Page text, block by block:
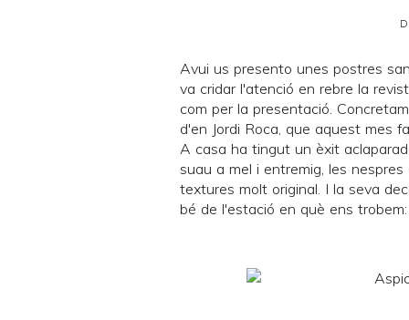
Avui us presento unes postres
va cridar l'atenció en rebre la
com per la presentació.
d'en Jordi Roca, que aquest mes
A casa ha tingut un èxit
suau a mel i entremig, les
textures molt original. I la seva
bé de l'estació en què ens